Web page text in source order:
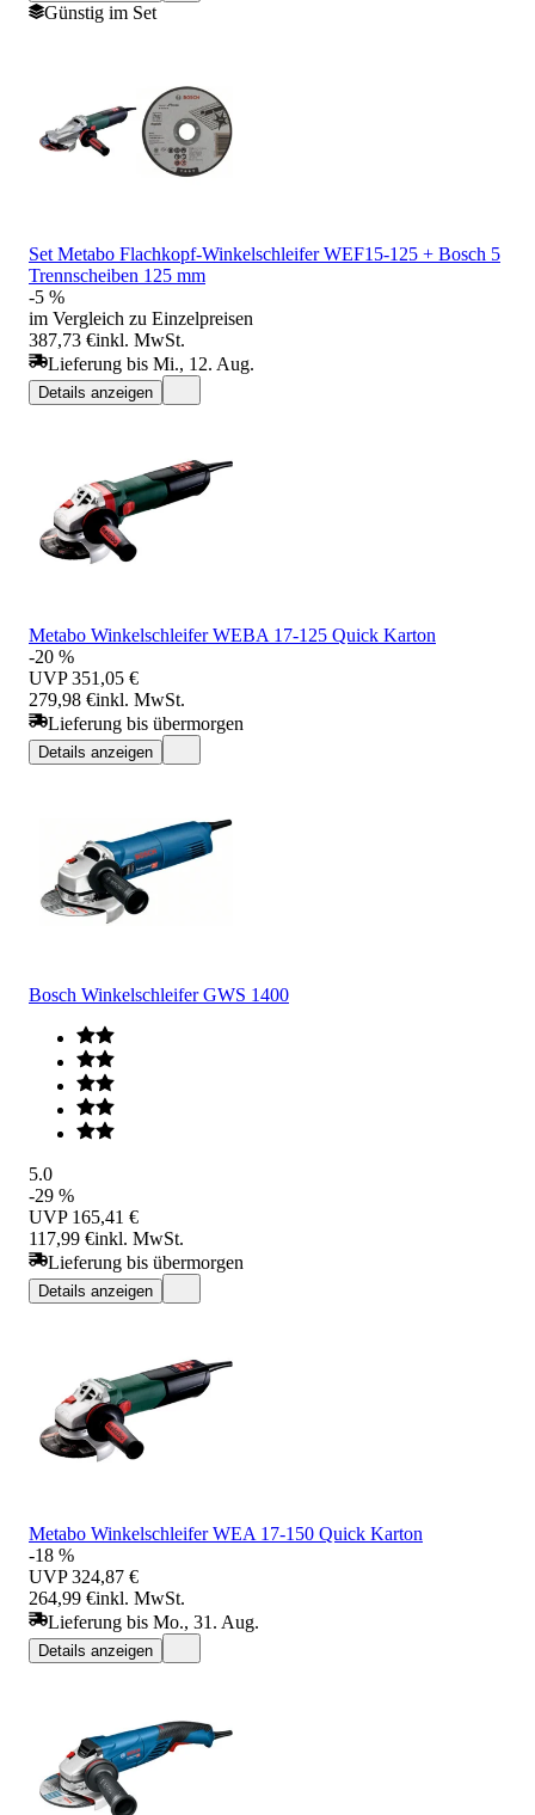
Günstig im Set
Set Metabo Flachkopf-Winkelschleifer WEF15-125 + Bosch 5
Trennscheiben 125 mm
-5 %
im Vergleich zu Einzelpreisen
387,73 €inkl. MwSt.
Lieferung bis Mi., 12. Aug.
Details anzeigen
Metabo Winkelschleifer WEBA 17-125 Quick Karton
-20 %
UVP 351,05 €
279,98 €inkl. MwSt.
Lieferung bis übermorgen
Details anzeigen
Bosch Winkelschleifer GWS 1400
5.0
-29 %
UVP 165,41 €
117,99 €inkl. MwSt.
Lieferung bis übermorgen
Details anzeigen
Metabo Winkelschleifer WEA 17-150 Quick Karton
-18 %
UVP 324,87 €
264,99 €inkl. MwSt.
Lieferung bis Mo., 31. Aug.
Details anzeigen